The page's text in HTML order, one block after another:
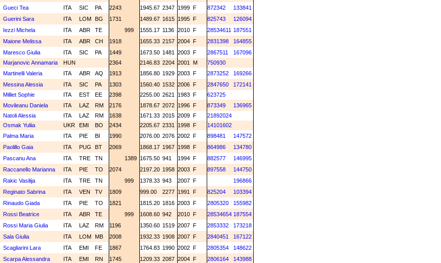
Gueci Tea ITA SIC PA 2243 1945.67 2347 1999 F 872342
133841
Guerini Sara ITA LOM BG 1731 1489.67 1615 1995 F 825743
126094
Iezzi Michela ITA ABR TE 999 1555.17 1136 2010 F 28534611 187551
Maione Melissa ITA ABR CH 1918 1655.33 2157 2004 F 2831398
164855
Maresco Giulia ITA SIC PA 1449 1673.50 1481 2003 F 2867511
167096
Marjanovic Annamaria HUN 2364 2146.83 2204 2001 M
750930
Martinelli Valeria ITA ABR AQ 1913 1856.80 1929 2003 F 2873252
169266
Messina Alessia ITA SIC PA 1303 1560.40 1532 2006 F 2847650
172141
Milliet Sophie ITA EST EE 2398 2255.00 2621 1983 F
623725
Movileanu Daniela ITA LAZ RM 2176 1878.67 2072 1996 F 873349
136965
Natoli Alessia ITA LAZ RM 1638 1671.33 2015 2009 F
21892024
Osmak Yuliia UKR EMI BO 2434 2205.67 2331 1998 F
14101602
Palma Maria ITA PIE BI 1990 2076.00 2076 2002 F 898481
147572
Paolillo Gaia ITA PUG BT 2069 1868.17 1967 1998 F 864986
134780
Pascanu Ana ITA TRE TN 1389 1675.50 941 1994 F 882577
146995
Raccanello Marianna ITA PIE TO 2074 2197.20 1958 2003 F 897558
144750
Rakic Vasilija ITA TRE TN 999 1378.33 943 2007 F
196866
Reginato Sabrina ITA VEN TV 1809 999.00 2277 1991 F 825204
103394
Rinaudo Giada ITA PIE TO 1821 1815.20 1816 2003 F 2805320
155982
Rossi Beatrice ITA ABR TE 999 1608.60 942 2010 F 28534654 187554
Rossi Maria Giulia ITA LAZ RM 1196 1350.60 1519 2007 F 2853332
173218
Sala Giulia ITA LOM MB 2008 1932.33 1908 2007 F 2840451
167122
Scagliarini Lara ITA EMI FE 1867 1764.83 1990 2002 F 2805354
148622
Scarpa Alessandra ITA EMI RN 1745 1209.33 2087 2004 F 2806164 143988